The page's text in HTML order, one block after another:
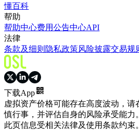
懂百科
帮助
帮助中心费用公告中心API
法律
条款及细则 隐私政策风险披露交易规
下载App
虚拟资产价格可能存在高度波动，
慎行事，并评估自身的风险承受能力。
此页信息受相关法律及使用条款约束。